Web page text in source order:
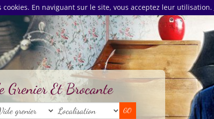
En naviguant sur le site, vous acceptez leur utilisation.
Grenier Et Brocante